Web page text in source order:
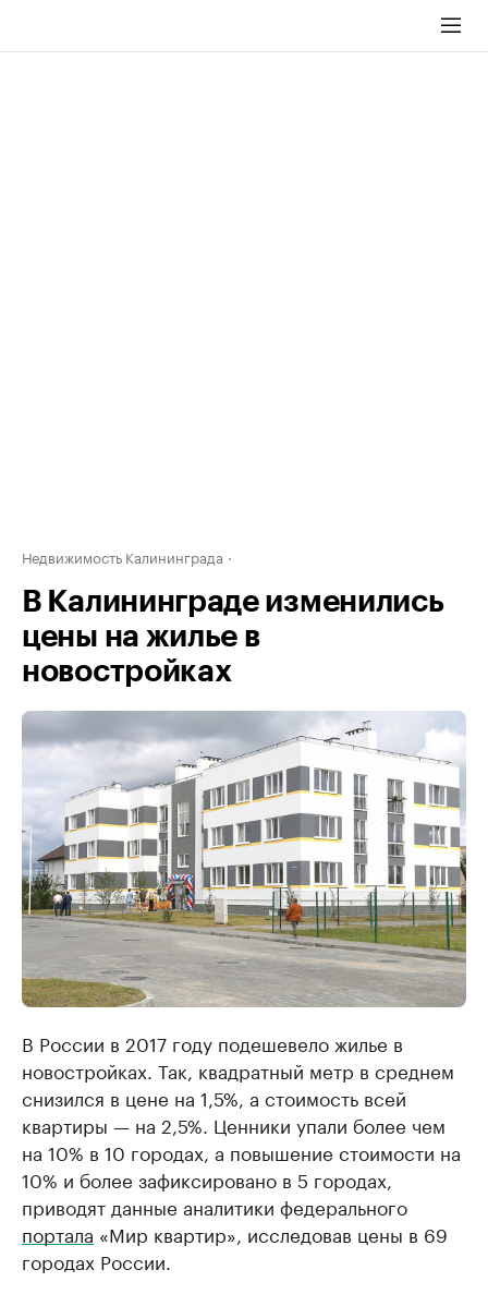
Недвижимость Калининграда
В Калининграде изменились
цены на жилье в
новостройках
В России в 2017 году подешевело жилье в
новостройках. Так, квадратный метр в среднем
снизился в цене на 1,5%, а стоимость всей
квартиры — на 2,5%. Ценники упали более чем
на 10% в 10 городах, а повышение стоимости на
10% и более зафиксировано в 5 городах,
приводят данные аналитики федерального
портала «Мир квартир», исследовав цены в 69
городах России.